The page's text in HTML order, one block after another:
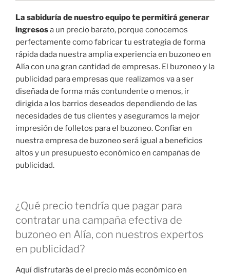
La sabiduría de nuestro equipo te permitirá generar
ingresosa un precio barato, porque conocemos
perfectamente como fabricar tu estrategia de forma
rápida dada nuestra amplia experiencia en buzoneo en
Alía con una gran cantidad de empresas. El buzoneo y la
publicidad para empresas que realizamos va a ser
diseñada de forma más contundente o menos, ir
dirigida a los barrios deseados dependiendo de las
necesidades de tus clientes y aseguramos la mejor
impresión de folletos para el buzoneo. Confiar en
nuestra empresa de buzoneo será igual a beneficios
altos y un presupuesto económico en campañas de
publicidad.
¿Qué precio tendría que pagar para
contratar una campaña efectiva de
buzoneo en Alía, con nuestros expertos
en publicidad?
Aquí disfrutarás de el precio más económico en